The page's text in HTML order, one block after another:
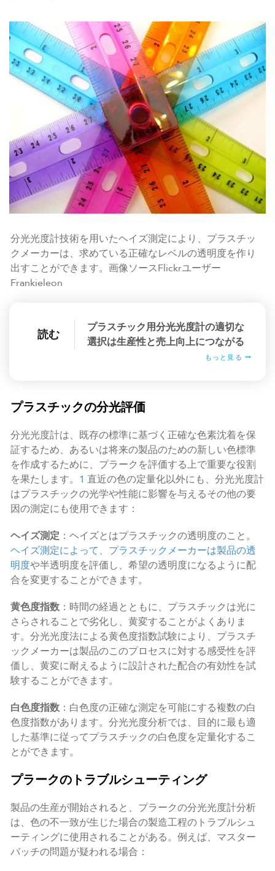
分光光度計技術を用いたヘイズ測定により、プラスチッ
クメーカーは、求めている正確なレベルの透明度を作り
出すことができます。画像ソースFlickrユーザー
Frankieleon
読む
プラスチック用分光光度計の適切な
選択は生産性と売上向上につながる
もっと見る
プラスチックの分光評価
分光光度計は、既存の標準に基づく正確な色素沈着を保
証するため、あるいは将来の製品のための新しい色標準
を作成するために、プラークを評価する上で重要な役割
を果たします。 1 直近の色の定量化以外にも、分光光度計
はプラスチックの光学や性能に影響を与えるその他の要
因の測定にも使用できます：
ヘイズ測定 ：ヘイズとはプラスチックの透明度のこと。
ヘイズ測定によって、プラスチックメーカーは製品の透
明度や半透明度を評価し、希望の透明度になるように配
合を変更することができます。
黄色度指数：時間の経過とともに、プラスチックは光に
さらされることで劣化し、黄変することがよくありま
す。分光光度法による黄色度指数試験により、プラスチ
ックメーカーは製品のこのプロセスに対する感受性を評
価し、黄変に耐えるように設計された配合の有効性を試
験することができます。
白色度指数：白色度の正確な測定を可能にする複数の白
色度指数があります。分光光度分析では、目的に最も適
した基準に従ってプラスチックの白色度を定量化するこ
とができます。
プラークのトラブルシューティング
製品の生産が開始されると、プラークの分光光度計分析
は、色の不一致が生じた場合の製造工程のトラブルシュ
ーティングに使用されることがある。例えば、マスター
バッチの問題が疑われる場合：